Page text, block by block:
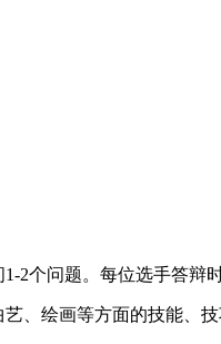
个问题。每位选手答辩时
、绘画等方面的技能、技